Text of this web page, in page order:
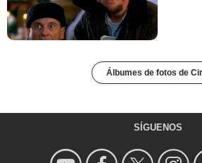
Álbumes de fotos de
SÍGUENOS